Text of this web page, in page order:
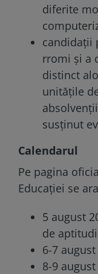
diferite
candidaţii
rromi şi a
distinct
unităţile
susţinut
Calendarul
Pe pagina
Educației se
5 august
de
6-7
8-9